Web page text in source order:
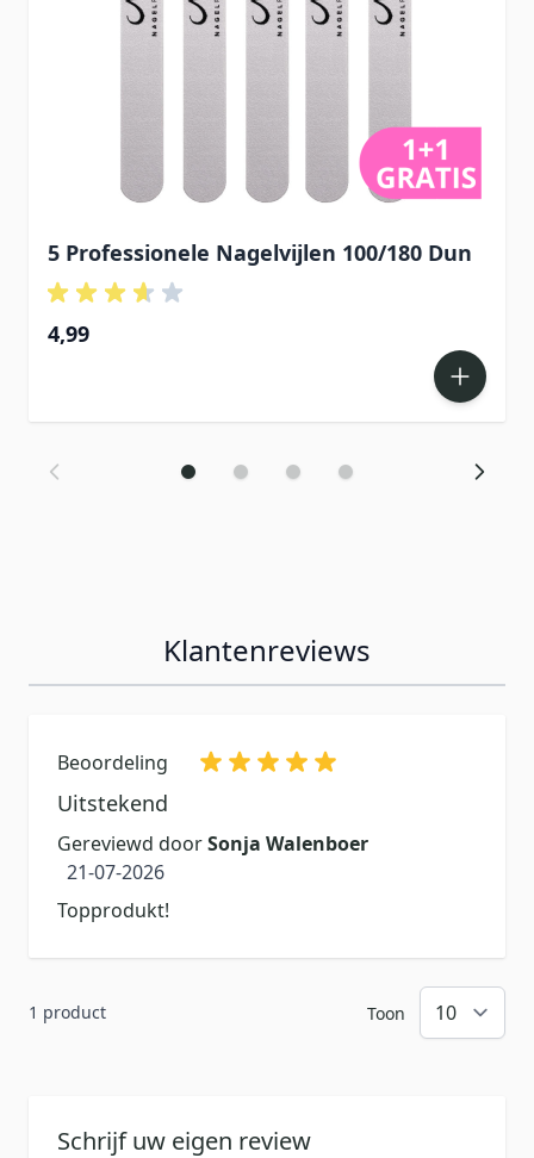
5 Professionele Nagelvijlen 100/180 Dun
4,99
Klantenreviews
Beoordeling
Uitstekend
Gereviewd doorSonja Walenboer
21 juli 2026
21-07-2026
Topprodukt!
1 product Toon
Schrijf uw eigen review